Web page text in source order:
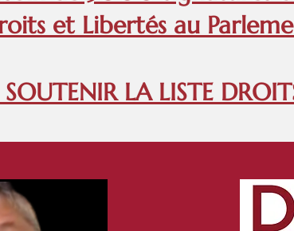
et Libertés au
LA LISTE